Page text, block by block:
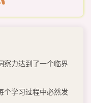
察力达到了一个临界
个学习过程中必然发